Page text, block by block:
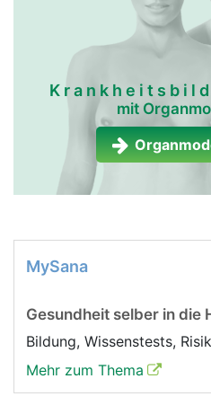
mit
MySana
Gesundheit selber in die
Bildung, Wissenstests,
Mehr zum Thema